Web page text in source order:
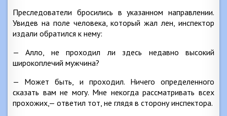
Преследователи бросились в указанном направлении.
Увидев на поле человека, который жал лен, инспектор
издали обратился к нему:
— Алло, не проходил ли здесь недавно высокий
широкоплечий мужчина?
— Может быть, и проходил. Ничего определенного
сказать вам не могу. Мне некогда рассматривать всех
прохожих,— ответил тот, не глядя в сторону инспектора.